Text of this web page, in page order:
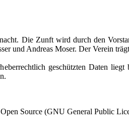
Die Zunft wird durch den
und Andreas Moser. Der Verein
geschützten Daten
Open Source (GNU General Public